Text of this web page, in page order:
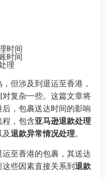
时间
时间
但涉及到退运至香港，
对复杂一些。这篇文章将
，包裹送达时间的影响
程，包含亚马逊退款处理
退款异常情况处理。
至香港的包裹，其送达
些因素直接关系到退款